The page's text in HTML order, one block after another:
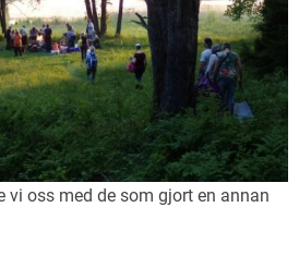
vi oss med de som gjort en annan